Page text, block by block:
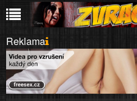
Reklama